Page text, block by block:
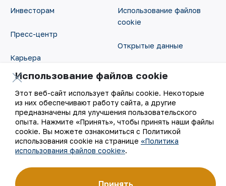
Инвесторам
Пресс-центр
Карьера
Цифровое правительство
Использование файлов
cookie
Открытые данные
Использование файлов cookie
Этот веб-сайт использует файлы cookie. Некоторые
из них обеспечивают работу сайта, а другие
предназначены для улучшения пользовательского
опыта. Нажмите «Принять», чтобы принять наши файлы
cookie. Вы можете ознакомиться с Политикой
использования cookie на странице «Политика
использования файлов cookie».
Принять